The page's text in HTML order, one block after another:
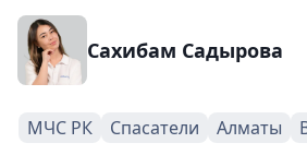
Сахибам Садырова
МЧС РК Спасатели Алматы